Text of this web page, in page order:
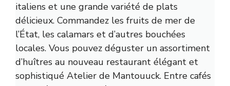
italiens et une grande variété de plats
délicieux. Commandez les fruits de mer de
l’État, les calamars et d’autres bouchées
locales. Vous pouvez déguster un assortiment
d’huîtres au nouveau restaurant élégant et
sophistiqué Atelier de Mantouuck. Entre cafés